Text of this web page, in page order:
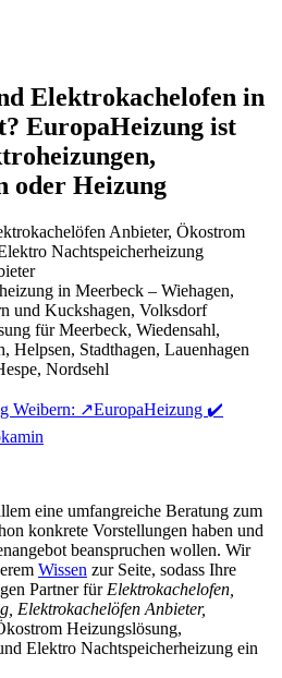
Elektrokachelofen in
EuropaHeizung ist
oder Heizung
Anbieter, Ökostrom
Nachtspeicherheizung
in Meerbeck – Wiehagen,
und Kuckshagen, Volksdorf
für Meerbeck, Wiedensahl,
Helpsen, Stadthagen, Lauenhagen
Nordsehl
Weibern: ↗️EuropaHeizung ✔️
eine umfangreiche Beratung zum
konkrete Vorstellungen haben und
beanspruchen wollen. Wir
Wissen zur Seite, sodass Ihre
Partner für Elektrokachelofen,
Elektrokachelöfen Anbieter,
Heizungslösung,
Elektro Nachtspeicherheizung ein